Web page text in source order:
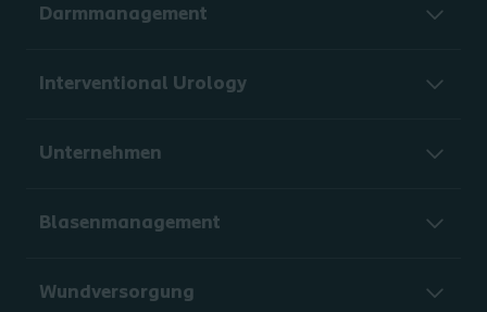
Darmmanagement
Interventional Urology
Unternehmen
Blasenmanagement
Wundversorgung